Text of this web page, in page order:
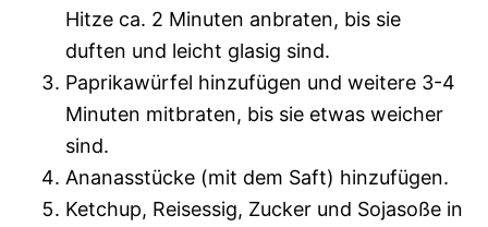
Hitze ca. 2 Minuten anbraten, bis sie
duften und leicht glasig sind.
Paprikawürfel hinzufügen und weitere 3-4
Minuten mitbraten, bis sie etwas weicher
sind.
Ananasstücke (mit dem Saft) hinzufügen.
Ketchup, Reisessig, Zucker und Sojasoße in